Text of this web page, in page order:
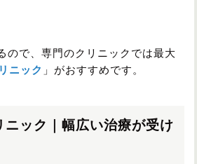
ので、専門のクリニックでは最大
ニック 」がおすすめです。
ニック｜幅広い治療が受け